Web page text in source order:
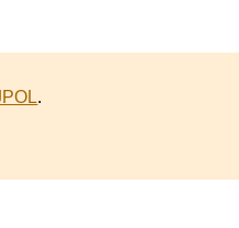
.